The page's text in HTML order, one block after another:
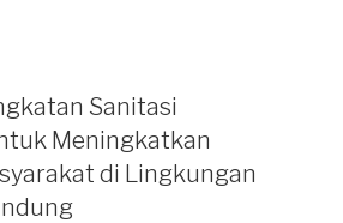
Sanitasi
Meningkatkan
di Lingkungan